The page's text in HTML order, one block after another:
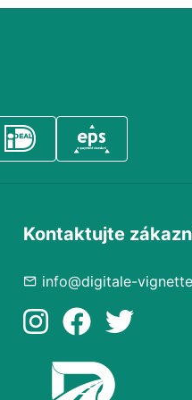
Kontaktujte
info@digitale-